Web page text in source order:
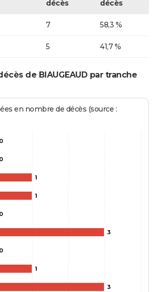
décès
décès
7 58,3 %
5 41,7 %
de BIAUGEAUD par tranche
en nombre de décès (source :
0
0
1
1
0
3
0
1
3